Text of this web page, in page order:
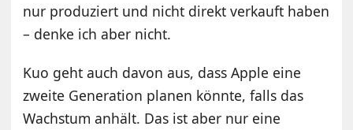
nur produziert und nicht direkt verkauft haben
– denke ich aber nicht.
Kuo geht auch davon aus, dass Apple eine
zweite Generation planen könnte, falls das
Wachstum anhält. Das ist aber nur eine